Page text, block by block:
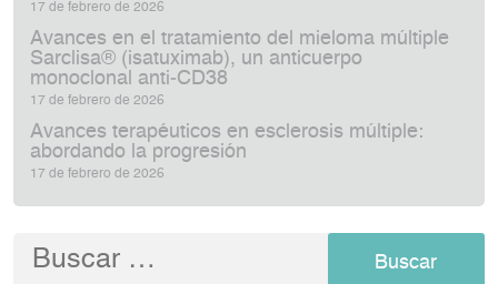
17 de febrero de 2026
Avances en el tratamiento del mieloma múltiple
Sarclisa® (isatuximab), un anticuerpo
monoclonal anti‑CD38
17 de febrero de 2026
Avances terapéuticos en esclerosis múltiple:
abordando la progresión
17 de febrero de 2026
Buscar: